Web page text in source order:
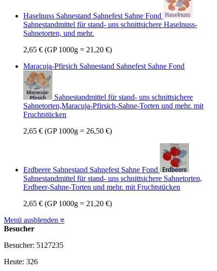
Haselnuss Sahnestand Sahnefest Sahne Fond
Sahnestandmittel für stand- uns schnittsichere Haselnuss-
Sahnetorten, und mehr.
2,65 € (GP 1000g = 21,20 €)
Maracuja-Pfirsich Sahnestand Sahnefest Sahne Fond
Sahnestandmittel für stand- uns schnittsichere
Sahnetorten,Maracuja-Pfirsich-Sahne-Torten und mehr. mit
Fruchtstücken
2,65 € (GP 1000g = 26,50 €)
Erdbeere Sahnestand Sahnefest Sahne Fond
Sahnestandmittel für stand- uns schnittsichere Sahnetorten,
Erdbeer-Sahne-Torten und mehr. mit Fruchtstücken
2,65 € (GP 1000g = 21,20 €)
Menü ausblenden ≡
Besucher
Besucher: 5127235
Heute: 326